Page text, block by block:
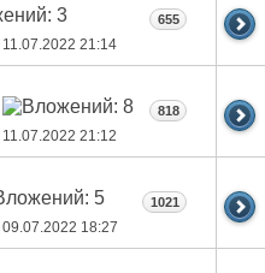
11.07.2022 21:14
655
11.07.2022 21:12
818
09.07.2022 18:27
1021